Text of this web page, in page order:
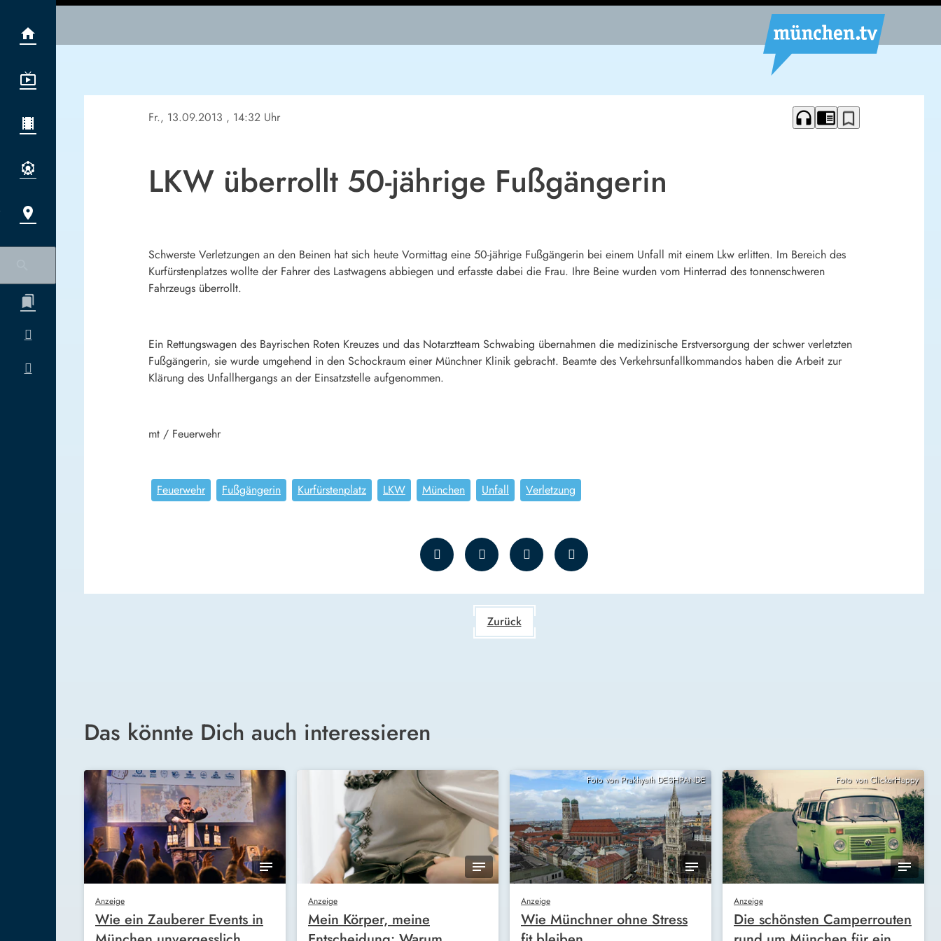
Fr., 13.09.2013 , 14:32 Uhr headphones chrome_reader_mode bookmark_border
LKW überrollt 50-jährige Fußgängerin
Schwerste Verletzungen an den Beinen hat sich heute Vormittag eine 50-jährige Fußgängerin bei einem Unfall mit einem Lkw erlitten. Im Bereich des
Kurfürstenplatzes wollte der Fahrer des Lastwagens abbiegen und erfasste dabei die Frau. Ihre Beine wurden vom Hinterrad des tonnenschweren
Fahrzeugs überrollt.
Ein Rettungswagen des Bayrischen Roten Kreuzes und das Notarztteam Schwabing übernahmen die medizinische Erstversorgung der schwer verletzten
Fußgängerin, sie wurde umgehend in den Schockraum einer Münchner Klinik gebracht. Beamte des Verkehrsunfallkommandos haben die Arbeit zur
Klärung des Unfallhergangs an der Einsatzstelle aufgenommen.
mt / Feuerwehr
Feuerwehr Fußgängerin Kurfürstenplatz LKW München Unfall Verletzung
Zurück
Das könnte Dich auch interessieren
Anzeige
Wie ein Zauberer Events in
Anzeige
Mein Körper, meine
Foto von Prakhyath DESHPANDE
Anzeige
Wie Münchner ohne Stress
Foto von ClickerHappy
Anzeige
Die schönsten Camperrouten